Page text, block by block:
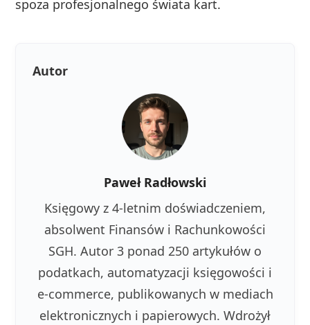
spoza profesjonalnego świata kart.
Autor
Paweł Radłowski
Księgowy z 4-letnim doświadczeniem,
absolwent Finansów i Rachunkowości
SGH. Autor 3 ponad 250 artykułów o
podatkach, automatyzacji księgowości i
e-commerce, publikowanych w mediach
elektronicznych i papierowych. Wdrożył